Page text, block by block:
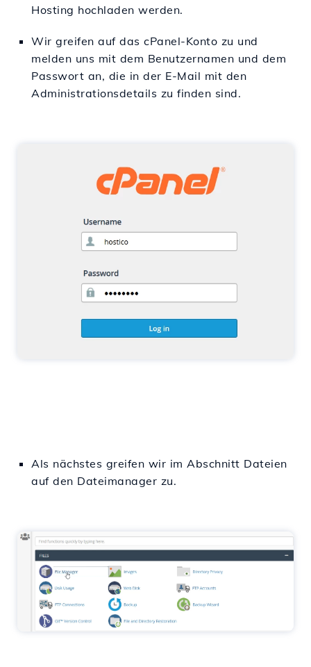
Hosting hochladen werden.
Wir greifen auf das cPanel-Konto zu und
melden uns mit dem Benutzernamen und dem
Passwort an, die in der E-Mail mit den
Administrationsdetails zu finden sind.
Als nächstes greifen wir im Abschnitt Dateien
auf den Dateimanager zu.